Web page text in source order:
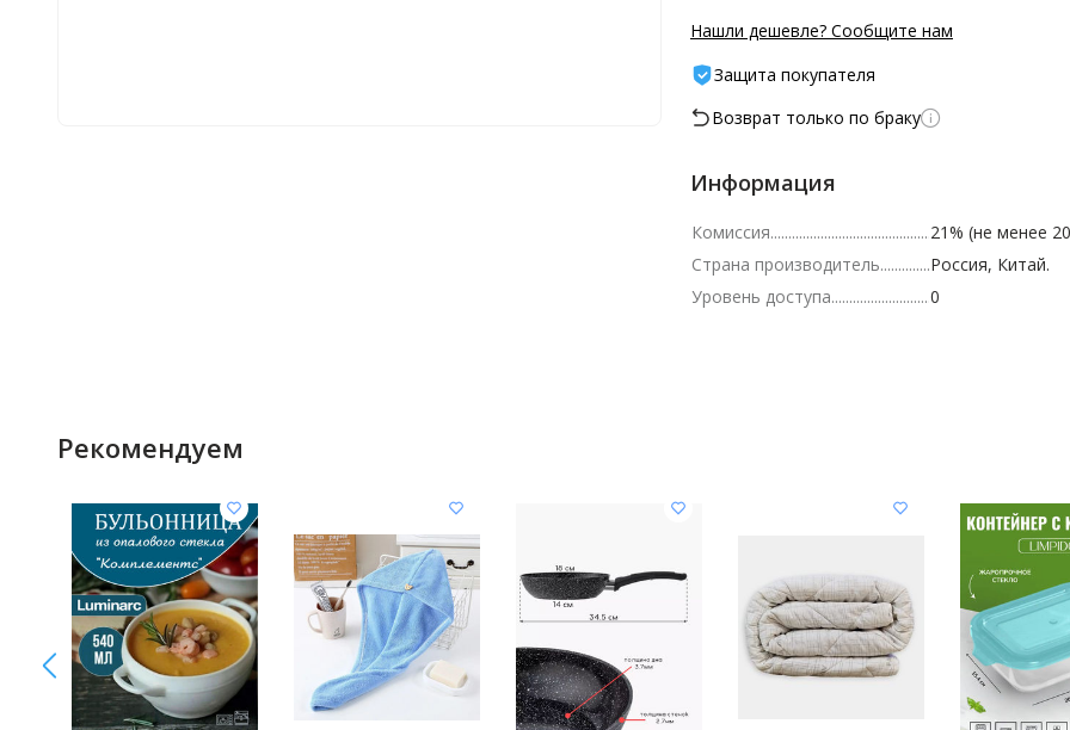
Нашли дешевле? Сообщите нам
Защита покупателя
Возврат только по браку
Информация
Комиссия
21% (не менее
Страна производитель
Россия, Китай.
Уровень доступа
0
Рекомендуем